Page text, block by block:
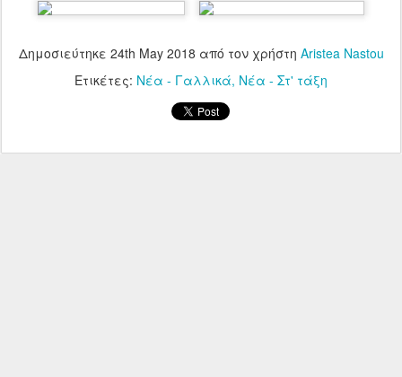
Δημοσιεύτηκε 24th May 2018 από τον χρήστη Aristea Nastou
Ετικέτες: Νέα - Γαλλικά Νέα - Στ' τάξη